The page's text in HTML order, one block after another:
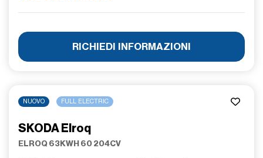
RICHIEDI INFORMAZIONI
NUOVO FULL ELECTRIC
SKODA Elroq
ELROQ 63KWH 60 204CV